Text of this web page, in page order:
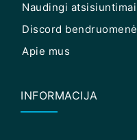
Naudingi atsisiuntimai
Discord bendruomenė
Apie mus
INFORMACIJA